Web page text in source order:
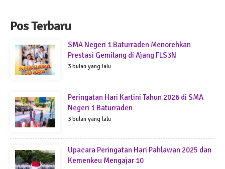
Pos Terbaru
SMA Negeri 1 Baturraden Menorehkan
Prestasi Gemilang di Ajang FLS3N
3 bulan yang lalu
Peringatan Hari Kartini Tahun 2026 di SMA
Negeri 1 Baturraden
3 bulan yang lalu
Upacara Peringatan Hari Pahlawan 2025 dan
Kemenkeu Mengajar 10